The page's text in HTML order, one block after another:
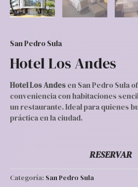
San Pedro Sula
Hotel Los Andes
Hotel Los Andesen San Pedro Sula
conveniencia con habitaciones
un restaurante. Ideal para quienes
práctica en la ciudad.
RESERVAR
Categoría: San Pedro Sula